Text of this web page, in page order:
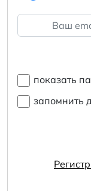
показать
запомнить